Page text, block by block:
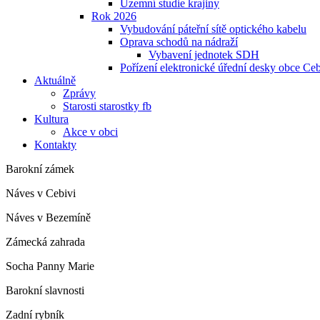
Územní studie krajiny
Rok 2026
Vybudování páteřní sítě optického kabelu
Oprava schodů na nádraží
Vybavení jednotek SDH
Pořízení elektronické úřední desky obce
Aktuálně
Zprávy
Starosti starostky fb
Kultura
Akce v obci
Kontakty
Barokní zámek
Náves v Cebivi
Náves v Bezemíně
Zámecká zahrada
Socha Panny Marie
Barokní slavnosti
Zadní rybník